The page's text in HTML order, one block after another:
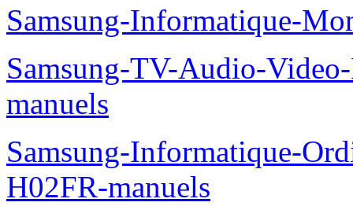
Samsung-Informatique-
Samsung-TV-Audio-
manuels
Samsung-Informatique-
H02FR-manuels